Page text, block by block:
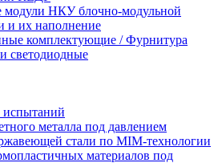
НКУ блочно-модульной
и их наполнение
комплектующие / Фурнитура
светодиодные
испытаний
металла под давлением
стали по MIM-технологии
материалов под